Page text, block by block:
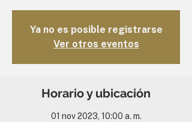
Ya no es posible registrarse
Ver otros eventos
Horario y ubicación
01 nov 2023, 10:00 a. m.